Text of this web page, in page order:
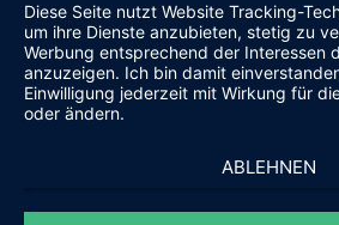
Diese Seite nutzt Website Tracking-
um ihre Dienste anzubieten, stetig zu
Werbung entsprechend der Interessen
anzuzeigen. Ich bin damit
Einwilligung jederzeit mit Wirkung für
oder ändern.
ABLEHNEN